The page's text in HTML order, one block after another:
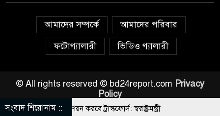
আমাদের সম্পর্কে
আমাদের পরিবার
ফটোগ্যালারী
ভিডিও গ্যালারী
© All rights reserved © bd24report.com Privacy
Policy
সংবাদ শিরোনাম ::
তালিকা প্রণয়ন করবে ট্রাস্কফোর্স: স্বরাষ্ট্রমন্ত্রী